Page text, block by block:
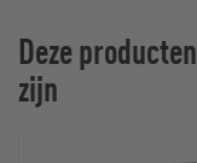
Deze
zijn